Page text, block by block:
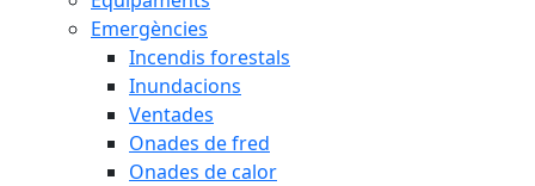
Emergències
Incendis forestals
Inundacions
Ventades
Onades de fred
Onades de calor